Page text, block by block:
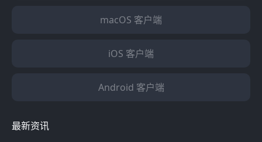
macOS 客户端
iOS 客户端
Android 客户端
最新资讯